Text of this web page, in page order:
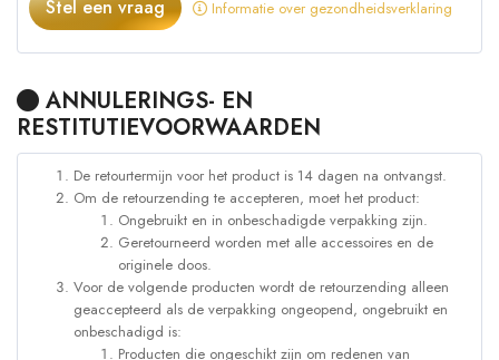
Stel een vraag Informatie over gezondheidsverklaring
ANNULERINGS- EN
RESTITUTIEVOORWAARDEN
De retourtermijn voor het product is 14 dagen na ontvangst.
Om de retourzending te accepteren, moet het product:
Ongebruikt en in onbeschadigde verpakking zijn.
Geretourneerd worden met alle accessoires en de
originele doos.
Voor de volgende producten wordt de retourzending alleen
geaccepteerd als de verpakking ongeopend, ongebruikt en
onbeschadigd is:
Producten die ongeschikt zijn om redenen van